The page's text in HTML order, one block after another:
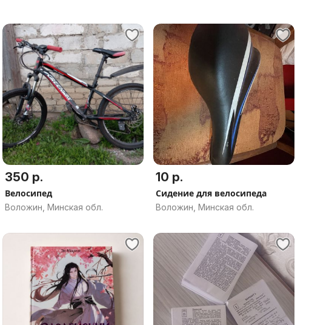
350 р.
Велосипед
Воложин, Минская обл.
10 р.
Сидение для велосипеда
Воложин, Минская обл.